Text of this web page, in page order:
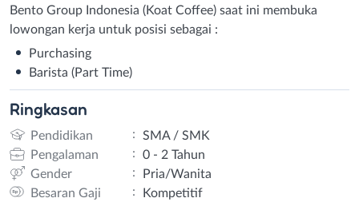
Bento Group Indonesia (Koat Coffee) saat ini membuka
lowongan kerja untuk posisi sebagai :
Purchasing
Barista (Part Time)
Ringkasan
Pendidikan :
SMA / SMK
Pengalaman
:
0 - 2 Tahun
Gender
:
Pria/Wanita
Besaran Gaji
:
Kompetitif